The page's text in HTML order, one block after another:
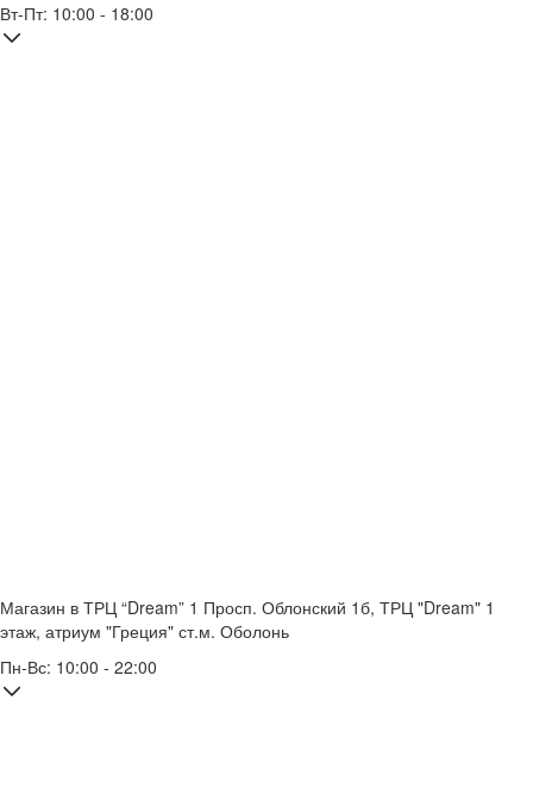
Вт-Пт: 10:00 - 18:00
Магазин в ТРЦ “Dream” 1 Просп. Облонский 1б, ТРЦ "Dream" 1
этаж, атриум "Греция" ст.м. Оболонь
Пн-Вс: 10:00 - 22:00